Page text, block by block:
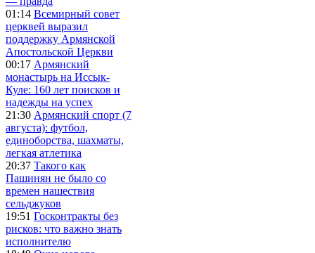
01:14 Всемирный совет
церквей выразил
поддержку Армянской
Апостольской Церкви
00:17 Армянский
монастырь на Иссык-
Куле: 160 лет поисков и
надежды на успех
21:30 Армянский спорт (7
августа): футбол,
единоборства, шахматы,
легкая атлетика
20:37 Такого как
Пашинян не было со
времен нашествия
сельджуков
19:51 Госконтракты без
рисков: что важно знать
исполнителю